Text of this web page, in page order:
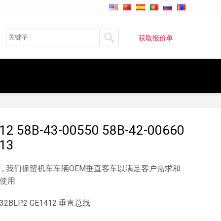
获取报价单
58B-43-00550 58B-42-00660
, 我们保留机车车辆OEM垂直客车以满足客户需求和
用.
GE1412 垂直总线